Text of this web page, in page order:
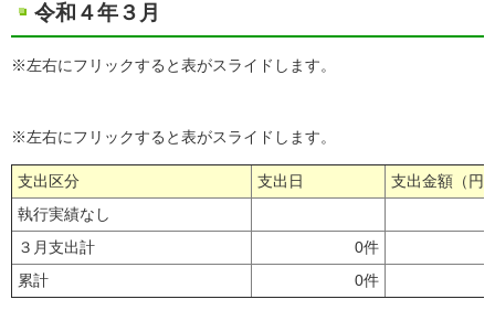
令和４年３月
※左右にフリックすると表がスライドします。
※左右にフリックすると表がスライドします。
支出区分 支出日
支出金額（円
執行実績なし
３月支出計
0件
累計
0件